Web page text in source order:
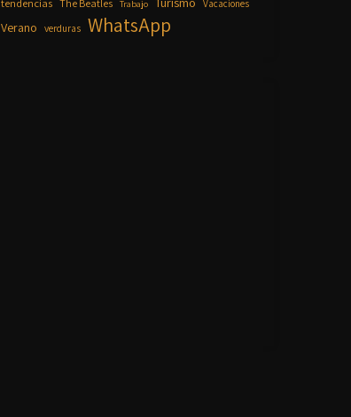
tendencias The Beatles Trabajo Vacaciones
Verano verduras WhatsApp